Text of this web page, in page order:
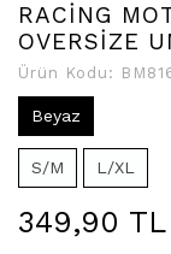
RACİNG
OVERSİZE
Ürün Kodu:
Beyaz
S/M L/XL
349,90 TL